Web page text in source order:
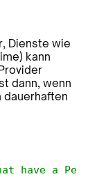
Dienste wie
kann
dann, wenn
dauerhaften
a